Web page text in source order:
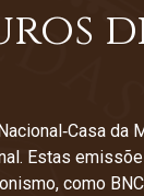
da
Estas
como